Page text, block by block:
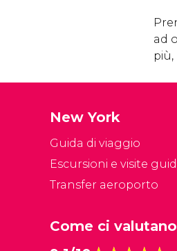
ad
New York
Guida di viaggio
Escursioni e visite
Transfer aeroporto
Come ci valutano